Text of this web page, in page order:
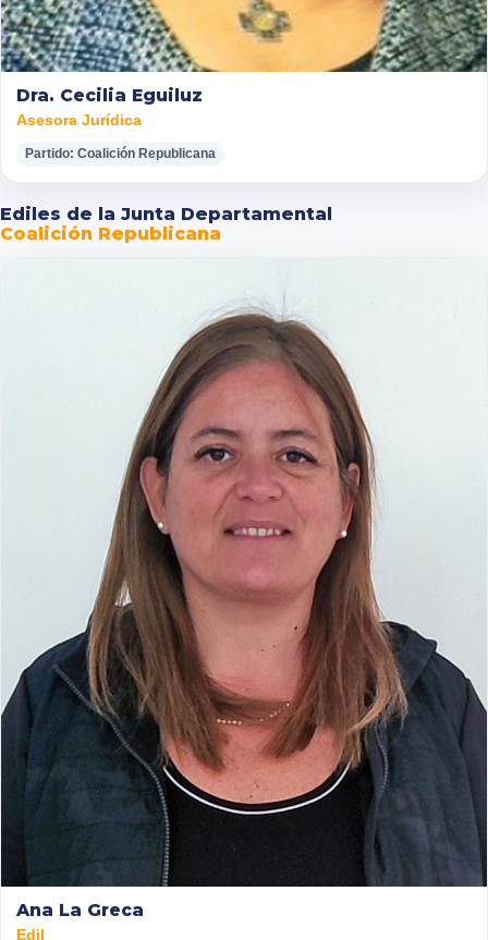
Dra. Cecilia Eguiluz
Asesora Jurídica
Partido: Coalición Republicana
Ediles de la Junta Departamental
Coalición Republicana
Ana La Greca
Edil